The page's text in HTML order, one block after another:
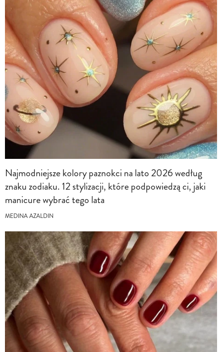
Najmodniejsze kolory paznokci na lato 2026 według
znaku zodiaku. 12 stylizacji, które podpowiedzą ci, jaki
manicure wybrać tego lata
MEDINA AZALDIN